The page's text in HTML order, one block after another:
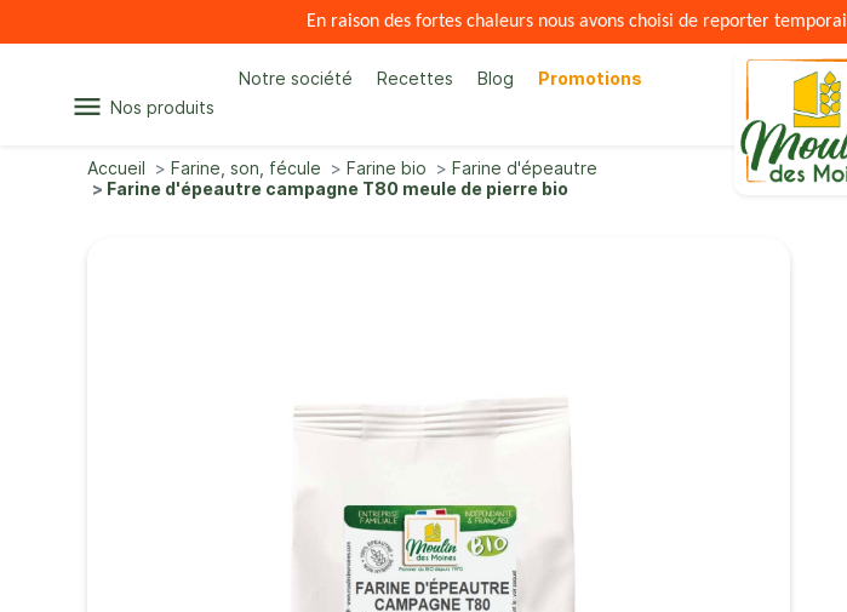
En raison des fortes chaleurs nous avons choisi de reporter
menu Nos produits
Notre société Recettes Blog Promotions
Accueil Farine, son, fécule Farine bio
Farine d'épeautre
Farine d'épeautre campagne T80 meule de pierre bio